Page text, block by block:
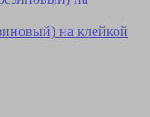
на клейкой